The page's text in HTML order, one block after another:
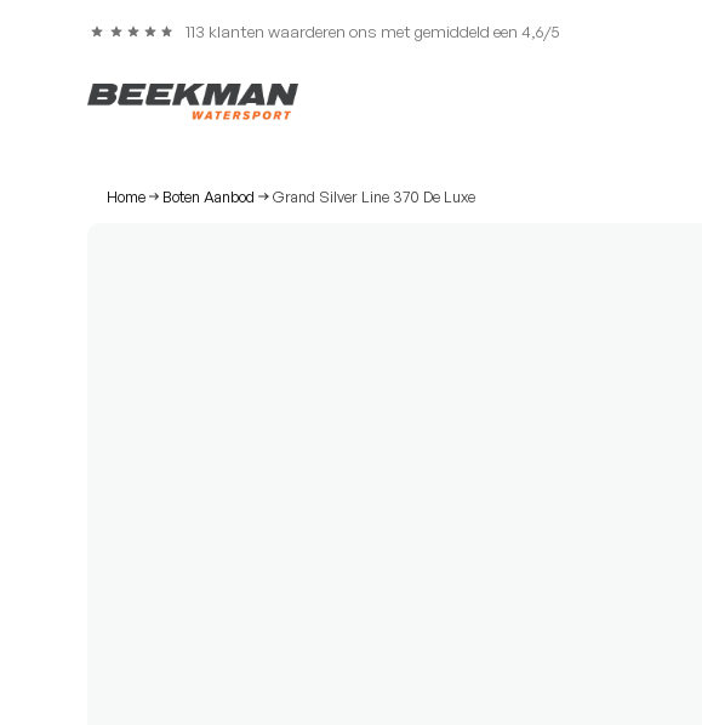
113 klanten waarderen ons met gemiddeld een 4,6/5
Home Boten Aanbod Grand Silver Line 370 De Luxe